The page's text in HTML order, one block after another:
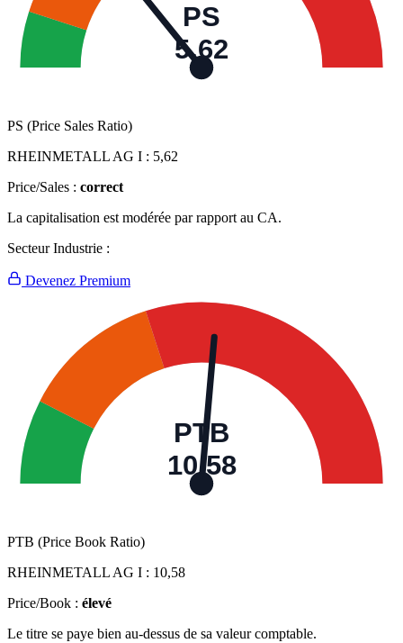
PS
5,62
PS (Price Sales Ratio)
RHEINMETALL AG I : 5,62
Price/Sales : correct
La capitalisation est modérée par rapport au CA.
Secteur Industrie :
Devenez Premium
PTB
10,58
PTB (Price Book Ratio)
RHEINMETALL AG I : 10,58
Price/Book : élevé
Le titre se paye bien au-dessus de sa valeur comptable.